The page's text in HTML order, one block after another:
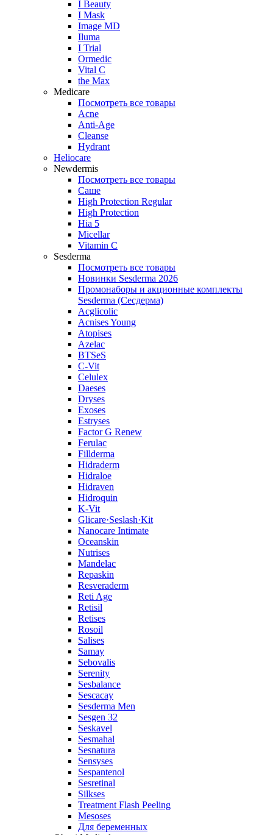
I Beauty
I Mask
Image MD
Iluma
I Trial
Ormedic
Vital C
the Max
Medicare
Посмотреть все товары
Acne
Anti‑Age
Cleanse
Hydrant
Heliocare
Newdermis
Посмотреть все товары
Саше
High Protection Regular
High Protection
Hia 5
Micellar
Vitamin C
Sesderma
Посмотреть все товары
Новинки Sesderma 2026
Промонаборы и акционные комплекты
Sesderma (Сесдерма)
Acglicolic
Acnises Young
Atopises
Azelac
BTSeS
C‑Vit
Celulex
Daeses
Dryses
Exoses
Estryses
Factor G Renew
Ferulac
Fillderma
Hidraderm
Hidraloe
Hidraven
Hidroquin
K-Vit
Glicare·Seslash·Kit
Nanocare Intimate
Oceanskin
Nutrises
Mandelac
Repaskin
Resveraderm
Reti Age
Retisil
Retises
Rosoil
Salises
Samay
Sebovalis
Serenity
Sesbalance
Sescacay
Sesderma Men
Sesgen 32
Seskavel
Sesmahal
Sesnatura
Sensyses
Sespantenol
Sesretinal
Silkses
Treatment Flash Peeling
Mesoses
Для беременных